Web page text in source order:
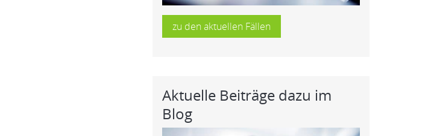
zu den aktuellen Fällen
Aktuelle Beiträge dazu im
Blog